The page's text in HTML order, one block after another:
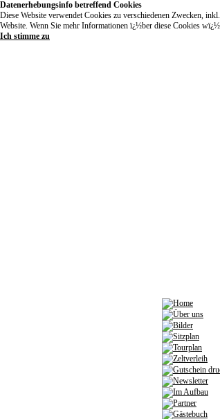
Datenerhebungsinfo betreffend Cookies
Diese Website verwendet Cookies zu verschiedenen Zwecken,
Website. Wenn Sie mehr Informationen ï¿½ber diese Cookies
Ich stimme zu